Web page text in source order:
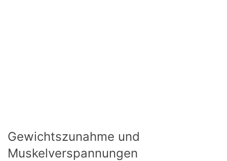
Gewichtszunahme und
Muskelverspannungen